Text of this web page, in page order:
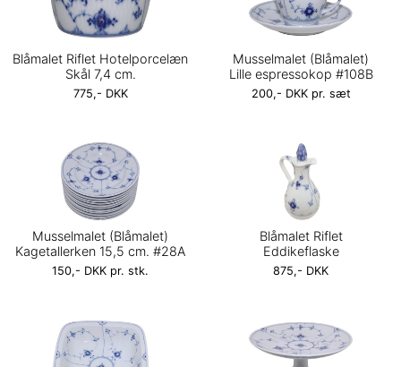
Blåmalet Riflet Hotelporcelæn
Skål 7,4 cm.
775,- DKK
Musselmalet (Blåmalet)
Lille espressokop #108B
200,- DKK pr. sæt
Musselmalet (Blåmalet)
Kagetallerken 15,5 cm. #28A
150,- DKK pr. stk.
Blåmalet Riflet
Eddikeflaske
875,- DKK